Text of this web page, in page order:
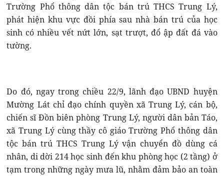
Trường Phổ thông dân tộc bán trú THCS Trung Lý,
phát hiện khu vực đồi phía sau nhà bán trú của học
sinh có nhiều vết nứt lớn, sạt trượt, đổ ập đất đá vào
tường.
Do đó, ngay trong chiều 22/9, lãnh đạo UBND huyện
Mường Lát chỉ đạo chính quyền xã Trung Lý, cán bộ,
chiến sĩ Đồn biên phòng Trung Lý, người dân bản Táo,
xã Trung Lý cùng thầy cô giáo Trường Phổ thông dân
tộc bán trú THCS Trung Lý vận chuyển đồ dùng cá
nhân, di dời 214 học sinh đến khu phòng học (2 tầng) ở
tạm trong những ngày mưa lũ, nhằm đảm bảo an toàn